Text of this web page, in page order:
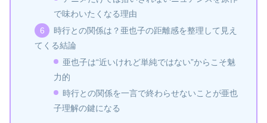
で味わいたくなる理由
時行との関係は？亜也子の距離感を整理して見え
てくる結論
亜也子は“近いけれど単純ではない”からこそ魅
力的
時行との関係を一言で終わらせないことが亜也
子理解の鍵になる